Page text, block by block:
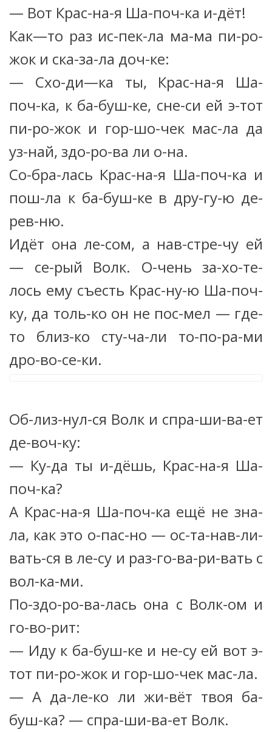
— Вот Крас-на-я Ша-поч-ка и-дёт!
Как—то раз ис-пек-ла ма-ма пи-ро-
жок и ска-за-ла доч-ке:
— Схо-ди—ка ты, Крас-на-я Ша-
поч-ка, к ба-буш-ке, сне-си ей э-тот
пи-ро-жок и гор-шо-чек мас-ла да
уз-най, здо-ро-ва ли о-на.
Со-бра-лась Крас-на-я Ша-поч-ка и
пош-ла к ба-буш-ке в дру-гу-ю де-
рев-ню.
Идёт она ле-сом, а нав-стре-чу ей
— се-рый Волк. О-чень за-хо-те-
лось ему съесть Крас-ну-ю Ша-поч-
ку, да толь-ко он не пос-мел — где-
то близ-ко сту-ча-ли то-по-ра-ми
дро-во-се-ки.
Об-лиз-нул-ся Волк и спра-ши-ва-ет
де-воч-ку:
— Ку-да ты и-дёшь, Крас-на-я Ша-
поч-ка?
А Крас-на-я Ша-поч-ка ещё не зна-
ла, как это о-пас-но — ос-та-нав-ли-
вать-ся в ле-су и раз-го-ва-ри-вать с
вол-ка-ми.
По-здо-ро-ва-лась она с Волк-ом и
го-во-рит:
— Иду к ба-буш-ке и не-су ей вот э-
тот пи-ро-жок и гор-шо-чек мас-ла.
— А да-ле-ко ли жи-вёт твоя ба-
буш-ка? — спра-ши-ва-ет Волк.